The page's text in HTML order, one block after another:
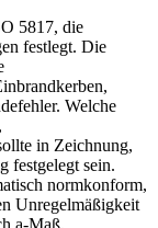
5817, die
festlegt. Die
Welche
in Zeichnung,
festgelegt sein.
normkonform,
Unregelmäßigkeit
a-Maß.